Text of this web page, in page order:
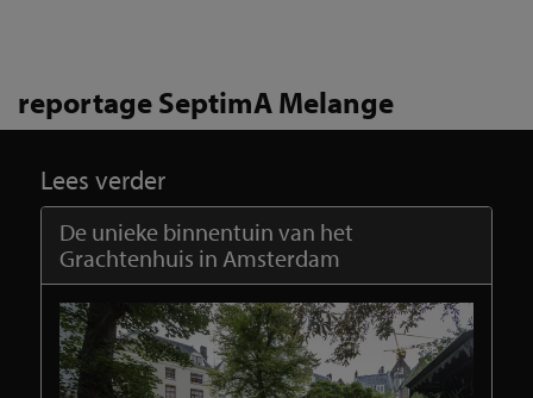
reportage SeptimA Melange
Lees verder
De unieke binnentuin van het
Grachtenhuis in Amsterdam